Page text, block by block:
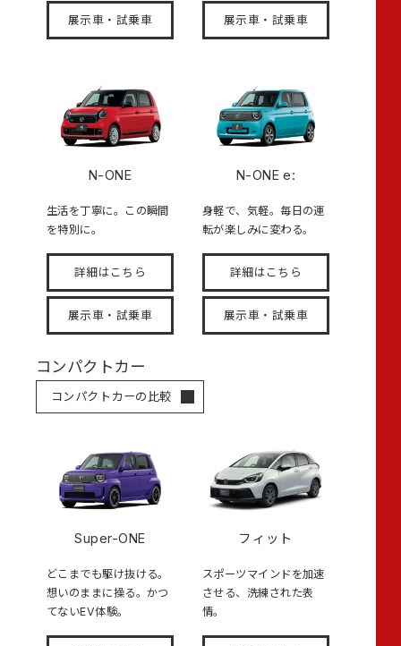
展示車・試乗車 展示車・試乗車
N-ONE
生活を丁寧に。この瞬間
を特別に。
詳細はこちら
展示車・試乗車
N-ONE e:
身軽で、気軽。毎日の運
転が楽しみに変わる。
詳細はこちら
展示車・試乗車
コンパクトカー
コンパクトカーの比較
Super-ONE
どこまでも駆け抜ける。
想いのままに操る。かつ
てないEV体験。
フィット
スポーツマインドを加速
させる、洗練された表
情。